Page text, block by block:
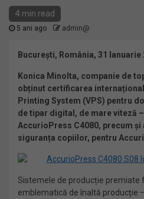
4 min read
5 ani ago admin@
București, România, 31 Ianuarie
Konica Minolta, companie de
obținut certificarea
Printing System (VPS) pentru
de tipar digital, de mare viteză
AccurioPress C4080, precum și
siguranța copiilor, pentru
Sistemele de producție premiate
emblematică de înaltă producție